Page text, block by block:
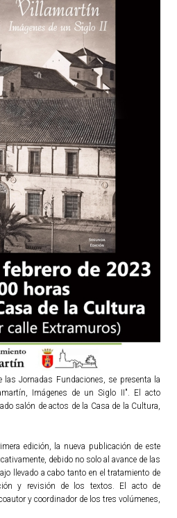
las Jornadas Fundaciones, se presenta la
Imágenes de un Siglo II". El acto
salón de actos de la Casa de la Cultura,
edición, la nueva publicación de este
debido no solo al avance de las
llevado a cabo tanto en el tratamiento de
y revisión de los textos. El acto de
y coordinador de los tres volúmenes,